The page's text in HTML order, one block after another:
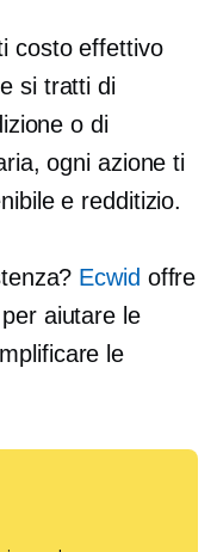
costo effettivo
si tratti di
o di
ogni azione ti
e redditizio.
Ecwid offre
aiutare le
le